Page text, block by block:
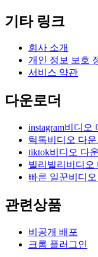
기타 링크
회사 소개
개인 정보 보호
서비스 약관
다운로더
instagram비디오
틱톡비디오 다운
tiktok비디오 다
빌리빌리비디오
빠른 일꾼비디
관련상품
비공개 배포
크롬 플러그인